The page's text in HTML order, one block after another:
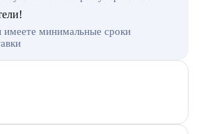
имеете минимальные сроки